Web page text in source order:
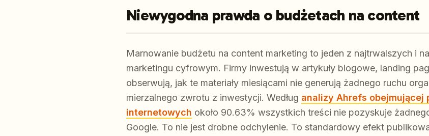
Niewygodna prawda o budżetach na content
Marnowanie budżetu na content marketing to jeden z najtrwalszych i
marketingu cyfrowym. Firmy inwestują w artykuły blogowe, landing
obserwują, jak te materiały miesiącami nie generują żadnego ruchu
mierzalnego zwrotu z inwestycji. Według analizy Ahrefs obejmującej
internetowych około 90.63% wszystkich treści nie pozyskuje
Google. To nie jest drobne odchylenie. To standardowy efekt